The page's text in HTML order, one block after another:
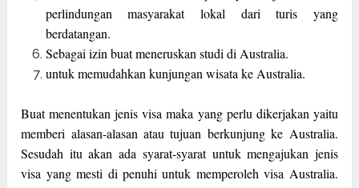
perlindungan masyarakat lokal dari turis yang
berdatangan.
Sebagai izin buat meneruskan studi di Australia.
untuk memudahkan kunjungan wisata ke Australia.
Buat menentukan jenis visa maka yang perlu dikerjakan yaitu
memberi alasan-alasan atau tujuan berkunjung ke Australia.
Sesudah itu akan ada syarat-syarat untuk mengajukan jenis
visa yang mesti di penuhi untuk memperoleh visa Australia.